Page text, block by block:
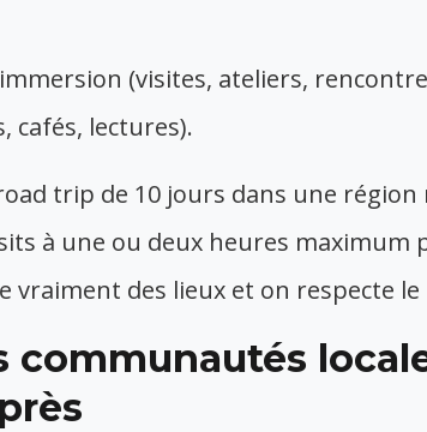
(visites, ateliers,
cafés, lectures).
trip de 10 jours dans une région
à une ou deux heures maximum
vraiment des lieux et on respecte
communautés